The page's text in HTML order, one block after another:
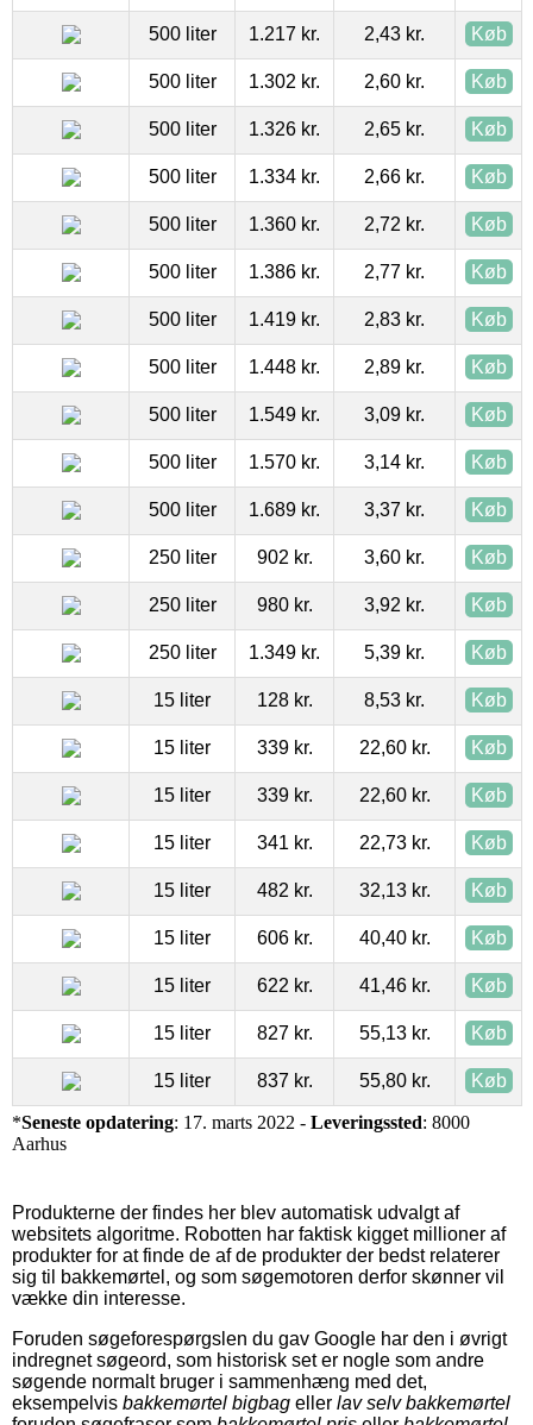
500 liter 1.217 kr. 2,43 kr. Køb
500 liter 1.302 kr. 2,60 kr. Køb
500 liter 1.326 kr. 2,65 kr. Køb
500 liter 1.334 kr. 2,66 kr. Køb
500 liter 1.360 kr. 2,72 kr. Køb
500 liter 1.386 kr. 2,77 kr. Køb
500 liter 1.419 kr. 2,83 kr. Køb
500 liter 1.448 kr. 2,89 kr. Køb
500 liter 1.549 kr. 3,09 kr. Køb
500 liter 1.570 kr. 3,14 kr. Køb
500 liter 1.689 kr. 3,37 kr. Køb
250 liter 902 kr. 3,60 kr. Køb
250 liter 980 kr. 3,92 kr. Køb
250 liter 1.349 kr. 5,39 kr. Køb
15 liter 128 kr. 8,53 kr. Køb
15 liter 339 kr. 22,60 kr. Køb
15 liter 339 kr. 22,60 kr. Køb
15 liter 341 kr. 22,73 kr. Køb
15 liter 482 kr. 32,13 kr. Køb
15 liter 606 kr. 40,40 kr. Køb
15 liter 622 kr. 41,46 kr. Køb
15 liter 827 kr. 55,13 kr. Køb
15 liter 837 kr. 55,80 kr. Køb
*Seneste opdatering: 17. marts 2022 - Leveringssted: 8000
Aarhus
Produkterne der findes her blev automatisk udvalgt af
websitets algoritme. Robotten har faktisk kigget millioner af
produkter for at finde de af de produkter der bedst relaterer
sig til bakkemørtel, og som søgemotoren derfor skønner vil
vække din interesse.
Foruden søgeforespørgslen du gav Google har den i øvrigt
indregnet søgeord, som historisk set er nogle som andre
søgende normalt bruger i sammenhæng med det,
eksempelvis bakkemørtel bigbag eller lav selv bakkemørtel